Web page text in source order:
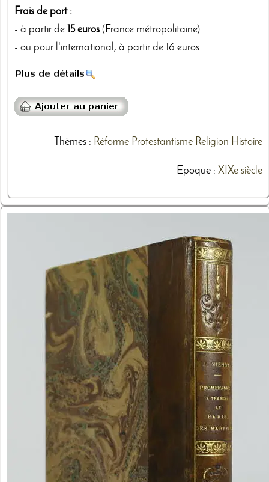
Frais de port :
- à partir de 15 euros (France métropolitaine)
- ou pour l'international, à partir de 16 euros.
Thèmes: Réforme Protestantisme Religion Histoire
Epoque : XIXe siècle